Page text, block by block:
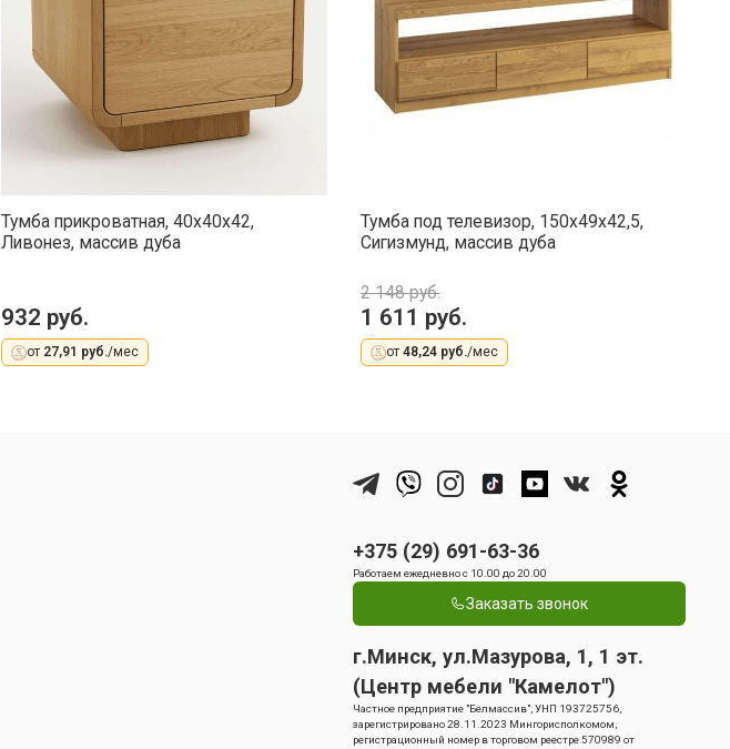
Тумба прикроватная, 40x40x42,
Ливонез, массив дуба
932 руб.
от 27,91 руб./мес
Тумба под телевизор, 150x49x42,5,
Сигизмунд, массив дуба
2 148 руб.
1 611 руб.
от 48,24 руб./мес
+375 (29) 691-63-36
Работаем ежедневно с 10.00 до 20.00
Заказать звонок
г.Минск, ул.Мазурова, 1, 1 эт.
(Центр мебели "Камелот")
Частное предприятие "Белмассив", УНП 193725756,
зарегистрировано 28.11.2023 Мингорисполкомом,
регистрационный номер в торговом реестре 570989 от